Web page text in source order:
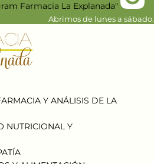
Farmacia La Explanada"
Abrimos de lunes a sábado.
Y ANÁLISIS DE LA
NUTRICIONAL Y